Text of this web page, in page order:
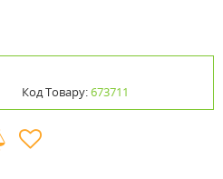
Код Товару:673711